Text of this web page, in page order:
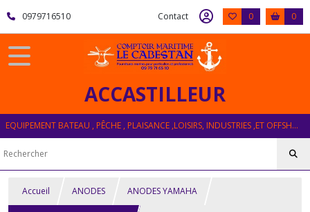
0979716510 Contact 0 0
ACCASTILLEUR
EQUIPEMENT BATEAU , PÊCHE , PLAISANCE ,LOISIRS, INDUSTRIES ,ET OFFSHORE
Accueil ANODES ANODES YAMAHA